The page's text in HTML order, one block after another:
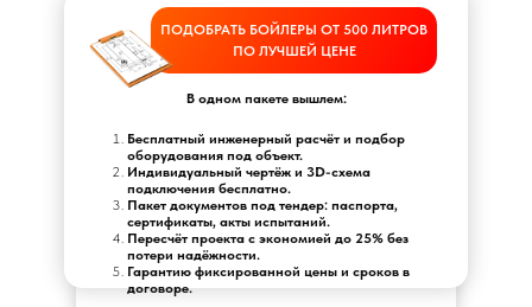
В одном пакете вышлем:
Бесплатный инженерный расчёт и подбор
оборудования под объект.
Индивидуальный чертёж и 3D-схема
подключения бесплатно.
Пакет документов под тендер: паспорта,
сертификаты, акты испытаний.
Пересчёт проекта с экономией до 25% без
потери надёжности.
Гарантию фиксированной цены и сроков в
договоре.
ПОДОБРАТЬ БОЙЛЕРЫ ОТ 500 ЛИТРОВ
ПО ЛУЧШЕЙ ЦЕНЕ